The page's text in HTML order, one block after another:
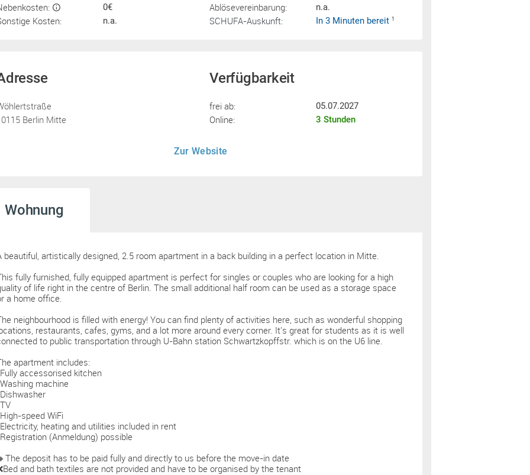
0€
Kosten: n.a.
Ablösevereinbarung: n.a.
SCHUFA-Auskunft: In 3 Minuten bereit 1
Berlin Mitte
Verfügbarkeit
frei ab: 05.07.2027
Online: 3 Stunden
Zur Website
Wohnung
beautiful, artistically designed, 2.5 room apartment in a back building in a perfect location in Mitte.
fully furnished, fully equipped apartment is perfect for singles or couples who are looking for a high
of life right in the centre of Berlin. The small additional half room can be used as a storage space
a home office.
neighbourhood is filled with energy! You can find plenty of activities here, such as wonderful shopping
restaurants, cafes, gyms, and a lot more around every corner. It's great for students as it is well
to public transportation through U-Bahn station Schwartzkopffstr. which is on the U6 line.
apartment includes:
accessorised kitchen
machine
speed WiFi
heating and utilities included in rent
(Anmeldung) possible
deposit has to be paid fully and directly to us before the move-in date
and bath textiles are not provided and have to be organised by the tenant